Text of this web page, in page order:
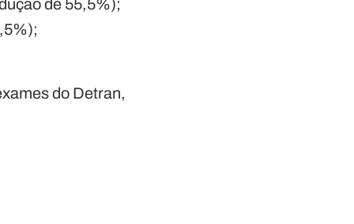
de 55,5%);
do Detran,